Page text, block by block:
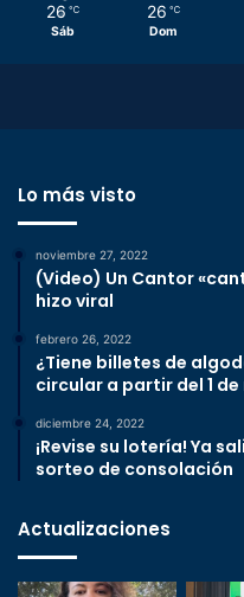
26 ℃
Sáb
26 ℃
Dom
Lo más visto
noviembre 27, 2022
(Video) Un Cantor
hizo viral
febrero 26, 2022
¿Tiene billetes de
circular a partir del 1
diciembre 24, 2022
¡Revise su lotería! Ya
sorteo de consolación
Actualizaciones